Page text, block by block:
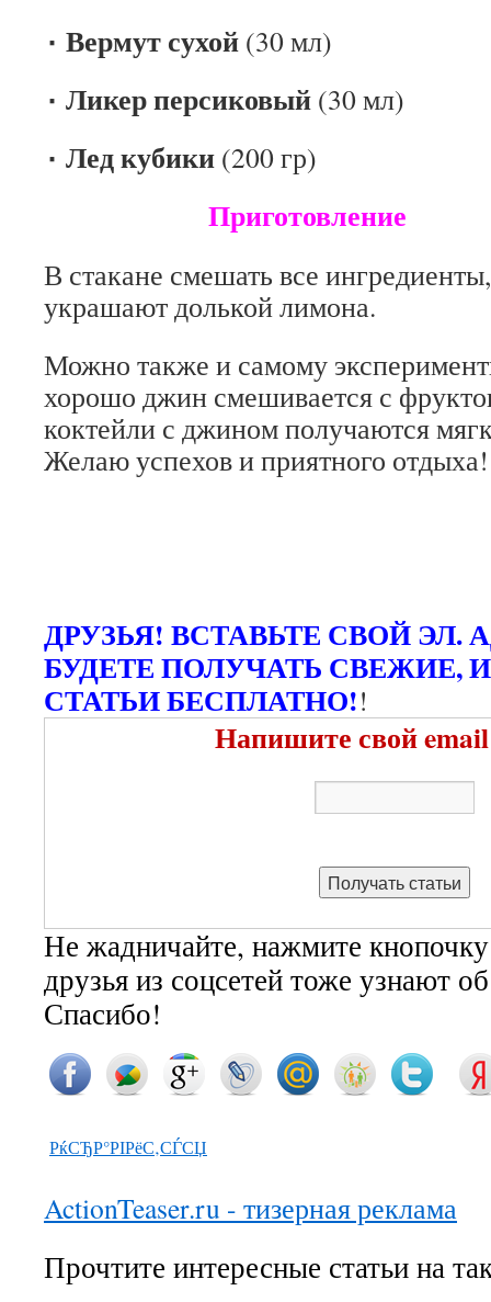
٠ Вермут сухой (30 мл)
٠ Ликер персиковый (30 мл)
٠ Лед кубики (200 гр)
Приготовление
В стакане смешать все
украшают долькой лимона.
Можно также и самому
хорошо джин смешивается с
коктейли с джином получаются
Желаю успехов и приятного отдыха!
ДРУЗЬЯ! ВСТАВЬТЕ СВОЙ ЭЛ.
БУДЕТЕ ПОЛУЧАТЬ СВЕЖИЕ,
СТАТЬИ БЕСПЛАТНО!!
Напишите свой
Не жадничайте, нажмите
друзья из соцсетей тоже узнают
Спасибо!
РќСЂР°РІРёС‚СЃСЏ
ActionTeaser.ru - тизерная реклама
Прочтите интересные статьи на